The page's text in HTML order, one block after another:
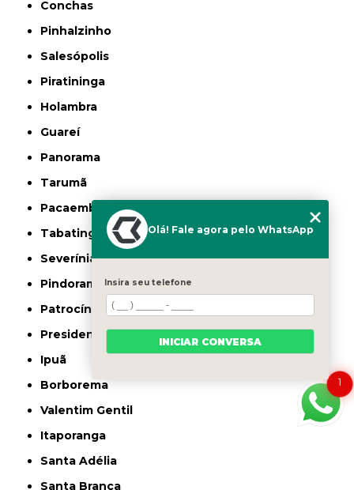
Conchas
Pinhalzinho
Salesópolis
Piratininga
Holambra
Guareí
Panorama
Tarumã
Pacaembu
Tabatinga
Severínia
Pindorama
Patrocínio Paulista
Presidente Bernardes
Ipuã
Borborema
Valentim Gentil
Itaporanga
Santa Adélia
Santa Branca
1
Olá! Fale agora pelo WhatsApp
Insira seu telefone
INICIAR CONVERSA